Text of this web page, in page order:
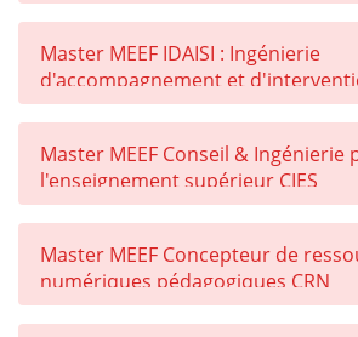
Master MEEF IDAISI : Ingénierie
d'accompagnement et
pour une Société Inclusive
Master MEEF Conseil & Ingénierie
l'enseignement supérieur CIES
Master MEEF Concepteur de
numériques pédagogiques CRN